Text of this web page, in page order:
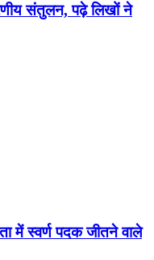
संतुलन, पढ़े लिखों ने
में स्वर्ण पदक जीतने वाले